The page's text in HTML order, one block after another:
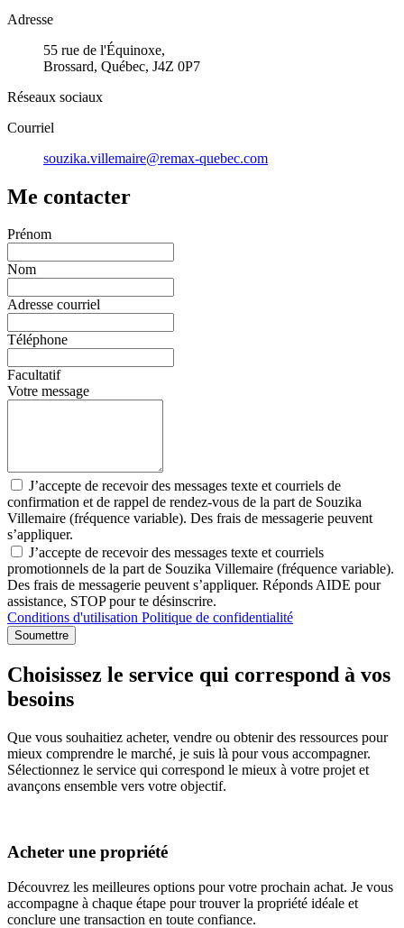
Adresse
55 rue de l'Équinoxe,
Brossard, Québec, J4Z 0P7
Réseaux sociaux
Courriel
souzika.villemaire@remax-quebec.com
Me contacter
Prénom
Nom
Adresse courriel
Téléphone
Facultatif
Votre message
J’accepte de recevoir des messages texte et courriels de
confirmation et de rappel de rendez-vous de la part de Souzika
Villemaire (fréquence variable). Des frais de messagerie peuvent
s’appliquer.
J’accepte de recevoir des messages texte et courriels
promotionnels de la part de Souzika Villemaire (fréquence variable).
Des frais de messagerie peuvent s’appliquer. Réponds AIDE pour
assistance, STOP pour te désinscrire.
Conditions d'utilisation Politique de confidentialité
Soumettre
Choisissez le service qui correspond à vos
besoins
Que vous souhaitiez acheter, vendre ou obtenir des ressources pour
mieux comprendre le marché, je suis là pour vous accompagner.
Sélectionnez le service qui correspond le mieux à votre projet et
avançons ensemble vers votre objectif.
Acheter une propriété
Découvrez les meilleures options pour votre prochain achat. Je vous
accompagne à chaque étape pour trouver la propriété idéale et
conclure une transaction en toute confiance.